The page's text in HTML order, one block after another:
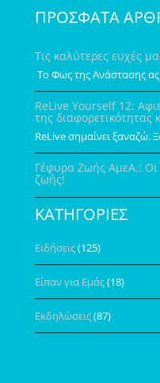
ΠΡΟΣΦΑΤΑ
Τις καλύτερες ευχές
Το Φως της Ανάστασης ας
ReLive Yourself 12:
της διαφορετικότητας
ReLive σημαίνει ξαναζώ.
Γέφυρα Ζωής ΑμεΑ.: Οι
ζωής!
ΚΑΤΗΓΟΡΙΕΣ
Ειδήσεις(125)
Είπαν για Εμάς(18)
Εκδηλώσεις(87)